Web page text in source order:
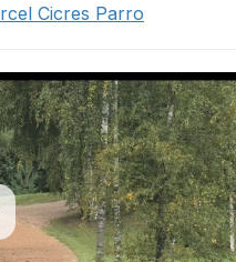
Cicres Parro